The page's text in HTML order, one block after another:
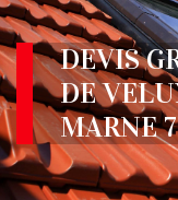
DEVIS
DE
MARNE